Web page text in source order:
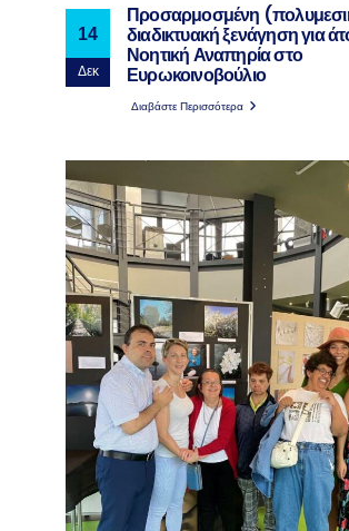
14
Δεκ
Προσαρμοσμένη
διαδικτυακή ξενάγηση για
Νοητική Αναπηρία στο
Ευρωκοινοβούλιο
Διαβάστε Περισσότερα